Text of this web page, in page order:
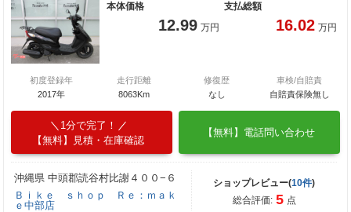
本体価格
12.99 万円
支払総額
16.02 万円
初度登録年
2017年
走行距離
8063Km
修復歴
なし
車検/自賠責
自賠責保険無し
1分で完了！
【無料】見積・在庫確認
【無料】電話問い合わせ
沖縄県 中頭郡読谷村比謝４００−６
Ｂｉｋｅ ｓｈｏｐ Ｒｅ：ｍａｋ
ｅ中部店
ショップレビュー(10件)
総合評価: 5 点